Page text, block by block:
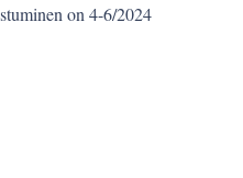
on 4-6/2024